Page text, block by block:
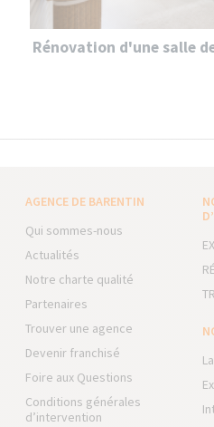
Rénovation d'une salle
AGENCE DE BARENTIN
Qui sommes-nous
Actualités
Notre charte qualité
Partenaires
Trouver une agence
Devenir franchisé
Foire aux Questions
Conditions générales
d’intervention